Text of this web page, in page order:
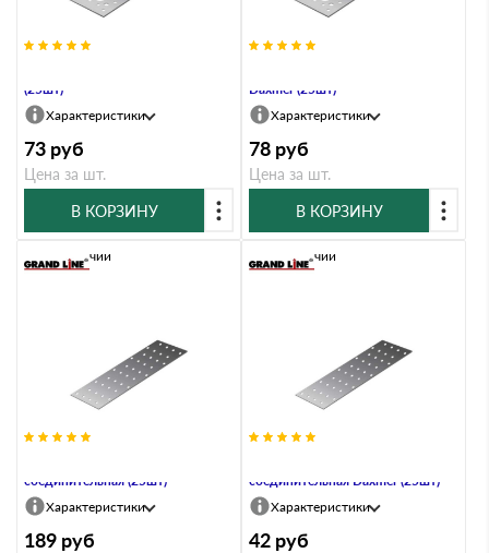
(25шт)
Характеристики
73 руб
Цена за шт.
В КОРЗИНУ
Daxmer (25шт)
Характеристики
78 руб
Цена за шт.
В КОРЗИНУ
соединительная (25шт)
В наличии
Характеристики
189 руб
соединительная Daxmer (25шт)
В наличии
Характеристики
42 руб